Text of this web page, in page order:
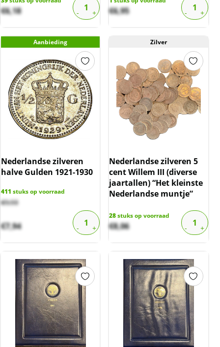
€6,18 €6,95
Aanbieding
Nederlandse zilveren
halve Gulden 1921-1930
411 stuks op voorraad
€9,93
€7,94
Zilver
Nederlandse zilveren 5
cent Willem III (diverse
jaartallen) “Het kleinste
Nederlandse muntje”
28stuks op voorraad
€8,06